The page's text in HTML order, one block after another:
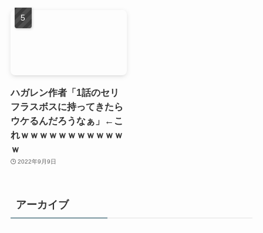
ハガレン作者「1話のセリ
フラスボスに持ってきたら
ウケるんだろうなぁ」←こ
れｗｗｗｗｗｗｗｗｗｗｗ
ｗ
2022年9月9日
アーカイブ